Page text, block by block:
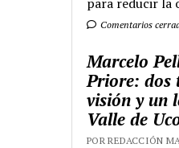
Comentarios
Marcelo
Priore: dos
visión y un
Valle de
POR REDACCIÓN